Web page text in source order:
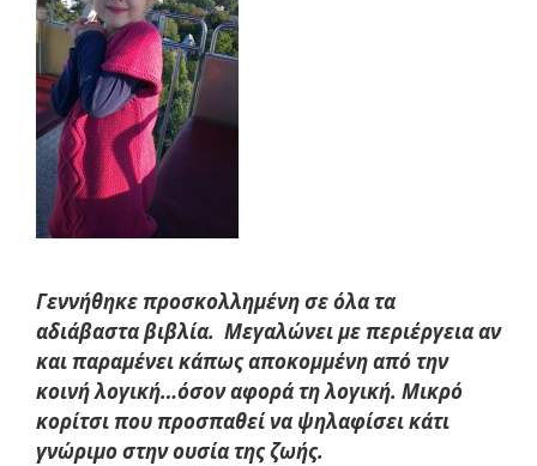
Γεννήθηκε προσκολλημένη σε όλα τα
αδιάβαστα βιβλία. Μεγαλώνει με περιέργεια αν
και παραμένει κάπως αποκομμένη από την
κοινή λογική…όσον αφορά τη λογική. Μικρό
κορίτσι που προσπαθεί να ψηλαφίσει κάτι
γνώριμο στην ουσία της ζωής.